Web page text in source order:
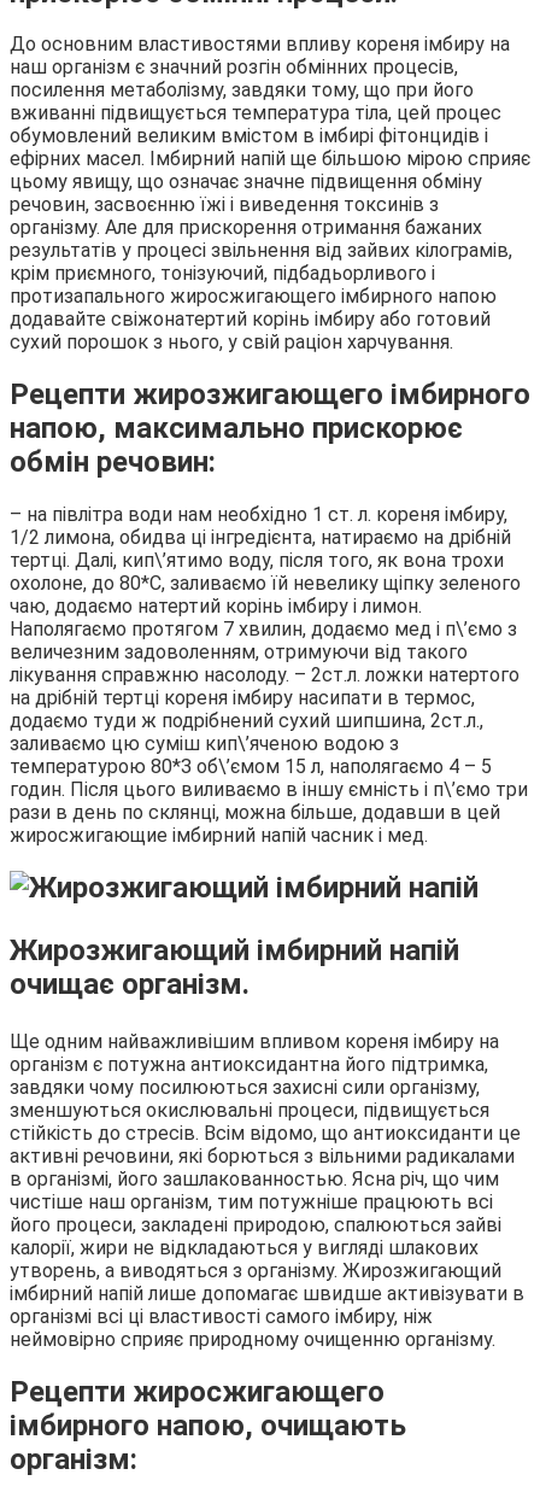
До основним властивостями впливу кореня імбиру на
наш організм є значний розгін обмінних процесів,
посилення метаболізму, завдяки тому, що при його
вживанні підвищується температура тіла, цей процес
обумовлений великим вмістом в імбирі фітонцидів і
ефірних масел. Імбирний напій ще більшою мірою сприяє
цьому явищу, що означає значне підвищення обміну
речовин, засвоєнню їжі і виведення токсинів з
організму. Але для прискорення отримання бажаних
результатів у процесі звільнення від зайвих кілограмів,
крім приємного, тонізуючий, підбадьорливого і
протизапального жиросжигающего імбирного напою
додавайте свіжонатертий корінь імбиру або готовий
сухий порошок з нього, у свій раціон харчування.
Рецепти жирозжигающего імбирного
напою, максимально прискорює
обмін речовин:
– на півлітра води нам необхідно 1 ст. л. кореня імбиру,
1/2 лимона, обидва ці інгредієнта, натираємо на дрібній
тертці. Далі, кип\’ятимо воду, після того, як вона трохи
охолоне, до 80*С, заливаємо їй невелику щіпку зеленого
чаю, додаємо натертий корінь імбиру і лимон.
Наполягаємо протягом 7 хвилин, додаємо мед і п\’ємо з
величезним задоволенням, отримуючи від такого
лікування справжню насолоду. – 2ст.л. ложки натертого
на дрібній тертці кореня імбиру насипати в термос,
додаємо туди ж подрібнений сухий шипшина, 2ст.л.,
заливаємо цю суміш кип\’яченою водою з
температурою 80*З об\’ємом 15 л, наполягаємо 4 – 5
годин. Після цього виливаємо в іншу ємність і п\’ємо три
рази в день по склянці, можна більше, додавши в цей
жиросжигающие імбирний напій часник і мед.
Жирозжигающий імбирний напій
очищає організм.
Ще одним найважливішим впливом кореня імбиру на
організм є потужна антиоксидантна його підтримка,
завдяки чому посилюються захисні сили організму,
зменшуються окислювальні процеси, підвищується
стійкість до стресів. Всім відомо, що антиоксиданти це
активні речовини, які борються з вільними радикалами
в організмі, його зашлакованностью. Ясна річ, що чим
чистіше наш організм, тим потужніше працюють всі
його процеси, закладені природою, спалюються зайві
калорії, жири не відкладаються у вигляді шлакових
утворень, а виводяться з організму. Жирозжигающий
імбирний напій лише допомагає швидше активізувати в
організмі всі ці властивості самого імбиру, ніж
неймовірно сприяє природному очищенню організму.
Рецепти жиросжигающего
імбирного напою, очищають
організм: